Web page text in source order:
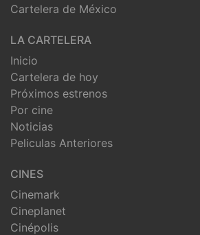
Cartelera de México
LA CARTELERA
Inicio
Cartelera de hoy
Próximos estrenos
Por cine
Noticias
Peliculas Anteriores
CINES
Cinemark
Cineplanet
Cinépolis